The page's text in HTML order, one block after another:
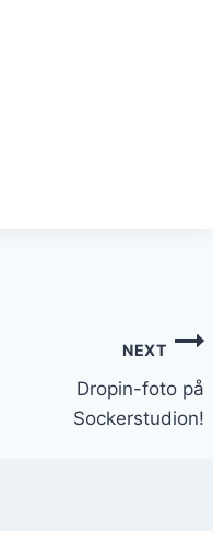
NEXT
Dropin-foto på
Sockerstudion!